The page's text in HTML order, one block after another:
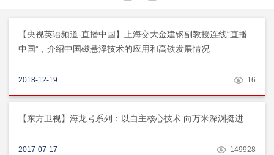
【央视英语频道-直播中国】上海交大金建钢副教授连线“直播
中国”，介绍中国磁悬浮技术的应用和高铁发展情况
2018-12-19 16
【东方卫视】海龙号系列：以自主核心技术 向万米深渊挺进
2017-07-17 149928